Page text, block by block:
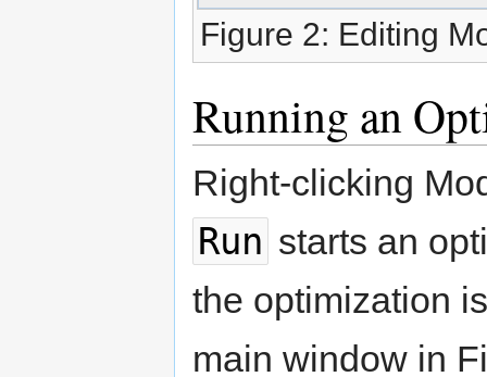
Figure 2: Editing
Running an
Right-clicking
Run starts an
the optimization
main window in